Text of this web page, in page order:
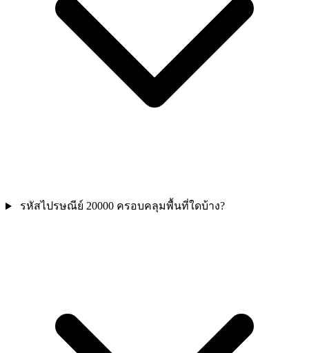
รหัสไปรษณีย์ 20000 ครอบคลุมพื้นที่ใดบ้าง?